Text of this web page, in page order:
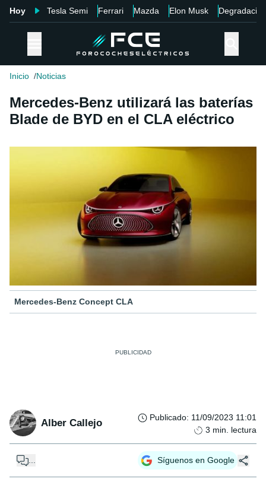
Hoy Tesla Semi Ferrari Mazda Elon Musk Degradación
Inicio Noticias
Mercedes-Benz utilizará las baterías
Blade de BYD en el CLA eléctrico
Mercedes-Benz Concept CLA
Alber Callejo Publicado: 11/09/2023 11:01
3 min. lectura
... Síguenos en Google